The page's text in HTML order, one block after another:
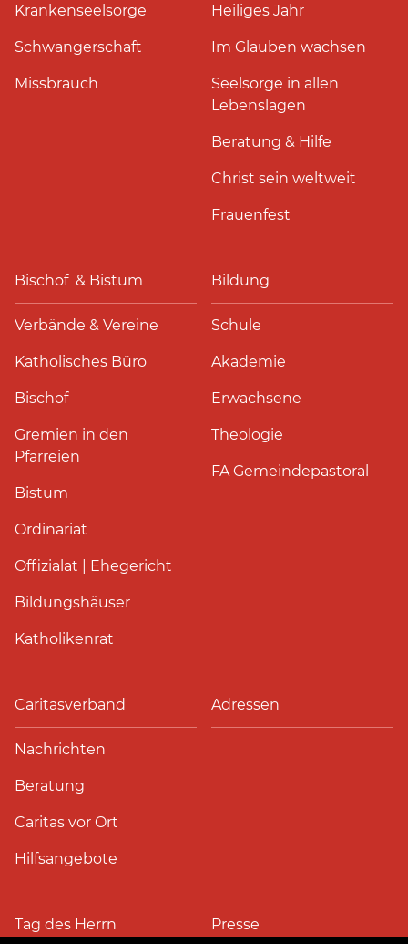
Krankenseelsorge
Schwangerschaft
Missbrauch
Heiliges Jahr
Im Glauben wachsen
Seelsorge in allen
Lebenslagen
Beratung & Hilfe
Christ sein weltweit
Frauenfest
Bischof & Bistum
Verbände & Vereine
Katholisches Büro
Bischof
Gremien in den
Pfarreien
Bistum
Ordinariat
Offizialat | Ehegericht
Bildungshäuser
Katholikenrat
Bildung
Schule
Akademie
Erwachsene
Theologie
FA Gemeindepastoral
Caritasverband
Nachrichten
Beratung
Caritas vor Ort
Hilfsangebote
Adressen
Tag des Herrn Presse